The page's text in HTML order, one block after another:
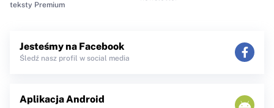
teksty Premium
Jesteśmy na Facebook
Śledź nasz profil w social media
Aplikacja Android